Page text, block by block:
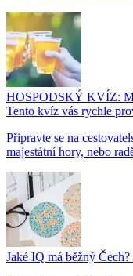
HOSPODSKÝ KVÍZ:
Tento kvíz vás rychle
Připravte se na
majestátní hory, nebo
Jaké IQ má běžný